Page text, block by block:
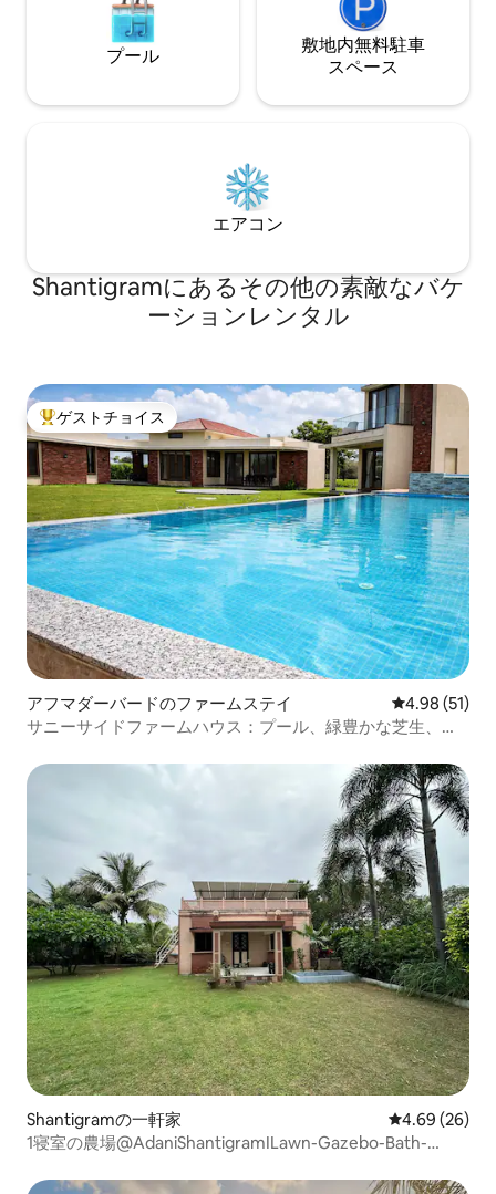
プール
敷地内無料駐⁠車
ス⁠ペ⁠ー⁠ス
エアコン
Shantigramにあるその他の素敵なバケ
ーションレンタル
大好評のゲストチョイスです。
ゲストチョイス
アフマダーバードのファームステイ レビュー51
4.98 (51)
サニーサイドファームハウス：プール、緑豊かな芝生、
Shantigramの一軒家 レビュー26
4.69 (26)
1寝室の農場@AdaniShantigramILawn-Gazebo-Bath-